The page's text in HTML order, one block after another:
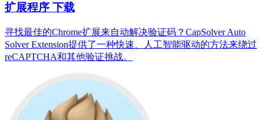
扩展程序 下载
寻找最佳的Chrome扩展来自动解决验证码？CapSolver Auto
Solver Extension提供了一种快速、人工智能驱动的方法来绕过
reCAPTCHA和其他验证挑战。